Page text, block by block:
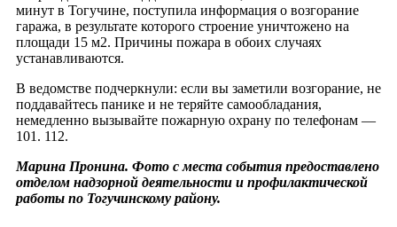
минут в Тогучине, поступила информация о возгорание
гаража, в результате которого строение уничтожено на
площади 15 м2. Причины пожара в обоих случаях
устанавливаются.
В ведомстве подчеркнули: если вы заметили возгорание, не
поддавайтесь панике и не теряйте самообладания,
немедленно вызывайте пожарную охрану по телефонам —
101. 112.
Марина Пронина. Фото с места события предоставлено
отделом надзорной деятельности и профилактической
работы по Тогучинскому району.